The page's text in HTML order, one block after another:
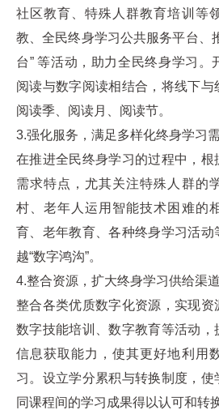
社区教育、特殊人群教育培训等
教、全民终身学习公共服务平台、
台” 等活动，助力全民终身学习。
阅读与数字阅读相结合，将线下
阅读季、阅读月、阅读节。
3.强化服务，满足多样化终身学习
在推进全民终身学习的过程中，
需求特点，尤其关注特殊人群的
村、老年人运用智能技术困难的
育、老年教育、各种终身学习活动
越“数字鸿沟”。
4.整合资源，扩大终身学习供给渠道
整合各类优质数字化资源，实现资
数字技能培训、数字教育等活动，
信息获取能力，使其更好地利用
习。设立学分累积与转换制度，
同课程间的学习成果得以认可和转换